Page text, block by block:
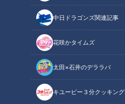
中日ドラゴンズ関連記事
花咲かタイムズ
太田×石井のデララバ
キユーピー３分クッキング